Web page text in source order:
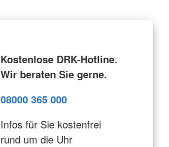
Kostenlose DRK-Hotline.
Wir beraten Sie gerne.
08000 365 000
Infos für Sie kostenfrei
rund um die Uhr